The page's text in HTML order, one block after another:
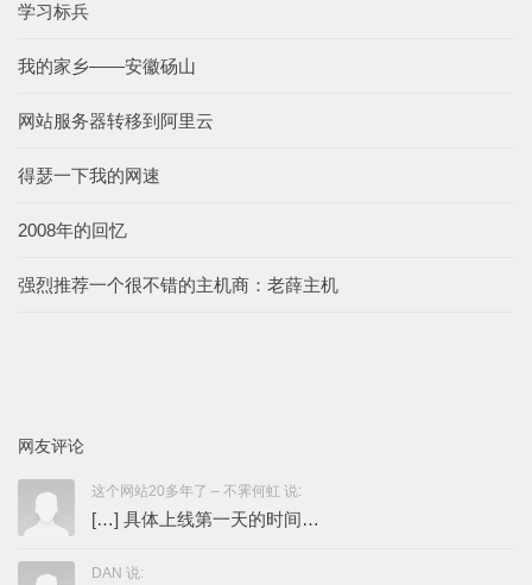
学习标兵
我的家乡——安徽砀山
网站服务器转移到阿里云
得瑟一下我的网速
2008年的回忆
强烈推荐一个很不错的主机商：老薛主机
网友评论
这个网站20多年了 – 不霁何虹 说:
[…] 具体上线第一天的时间…
DAN 说: